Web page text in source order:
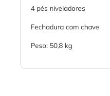
4 pés niveladores
Fechadura com chave
Peso: 50,8 kg